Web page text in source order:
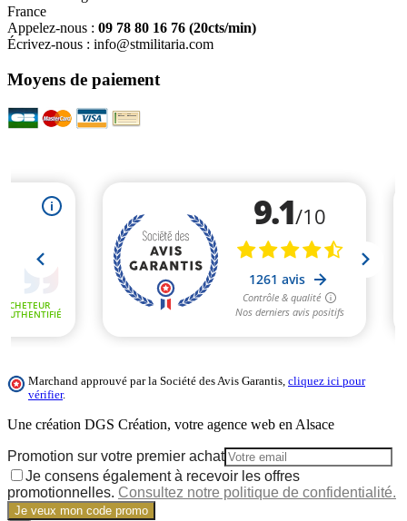
France
Appelez-nous : 09 78 80 16 76 (20cts/min)
Écrivez-nous : info@stmilitaria.com
Moyens de paiement
Marchand approuvé par la Société des Avis Garantis, cliquez ici pour
vérifier.
Une création DGS Création, votre agence web en Alsace
Promotion sur votre premier achat
Je consens également à recevoir les offres
promotionnelles. Consultez notre politique de confidentialité.
Je veux mon code promo